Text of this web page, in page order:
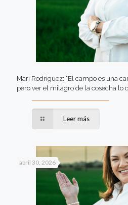
Mari Rodriguez: “El campo es una
pero ver el milagro de la cosecha lo
Leer más
abril 30, 2026